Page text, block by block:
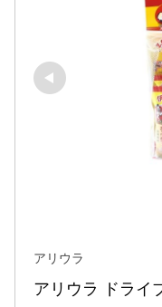
アリウラ
アリウラ ドライ